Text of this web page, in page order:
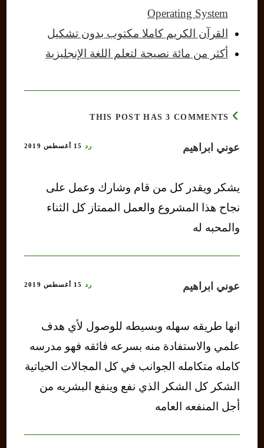
Operating System
القرآن الكريم كاملا مكتوب بدون تشكيل
أكثر من مائة نصيحة لتعلم اللغة الإنجليزية
THIS POST HAS 3 COMMENTS
عوني ابراهيم رد 15 أغسطس 2019
يشكر ويقدر كل من قام وشارك وعمل على
نجاح هذا المشروع والعمل الممتاز كل الثناء
والمحبه له
عوني ابراهيم رد 15 أغسطس 2019
انها طريقه سهله وبسيطه للوصول لأي هدف
علمي والاستفادة منه بسرعه فائقه فهو مدرسه
كامله متكامله الجوانب في كل المجالات الحياتية
الشكر كل الشكر الذي نفع وينفع البشريه من
أجل المنفعه العامه